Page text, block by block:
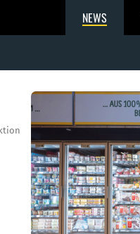
NEWS